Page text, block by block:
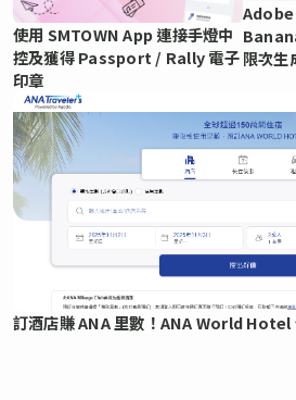
使用 SMTOWN App 連接手燈中
控及獲得 Passport / Rally 電子
印章
限次生
訂酒店賺 ANA 里數！ANA World Hotel